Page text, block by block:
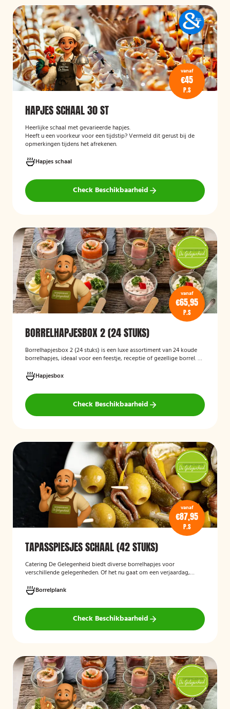
vanaf
€45
P.S
HAPJES SCHAAL 30 ST
Heerlijke schaal met gevarieerde hapjes.
Heeft u een voorkeur voor een tijdstip? Vermeld dit gerust bij de
opmerkingen tijdens het afrekenen.
Hapjes schaal
Check Beschikbaarheid
vanaf
€65,95
P.S
BORRELHAPJESBOX 2 (24 STUKS)
Borrelhapjesbox 2 (24 stuks) is een luxe assortiment van 24 koude
borrelhapjes, ideaal voor een feestje, receptie of gezellige borrel. De
klaar worden geleverd, zodat u uw gasten eenvoudig kunt trakteren
op een smaakvolle en feestelijke borrelervaring.
Hapjesbox
Check Beschikbaarheid
vanaf
€87,95
P.S
TAPASSPIESJES SCHAAL (42 STUKS)
Catering De Gelegenheid biedt diverse borrelhapjes voor
verschillende gelegenheden. Of het nu gaat om een verjaardag,
Hieronder ziet u een selectie uit ons aanbod. De tapasspiesjesschaal
is geschikt voor maximaal 6 personen.
Borrelplank
Check Beschikbaarheid